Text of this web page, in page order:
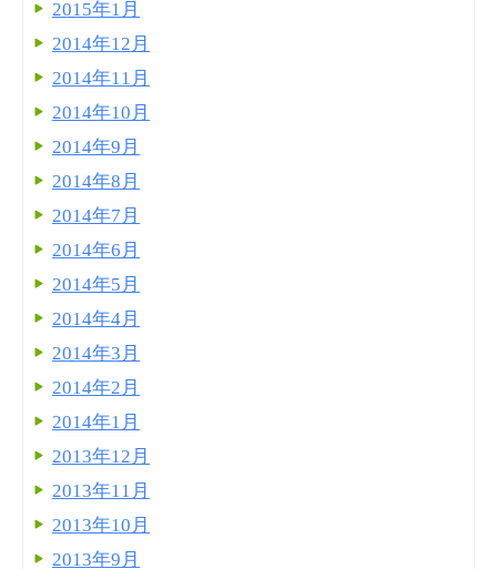
2015年1月
2014年12月
2014年11月
2014年10月
2014年9月
2014年8月
2014年7月
2014年6月
2014年5月
2014年4月
2014年3月
2014年2月
2014年1月
2013年12月
2013年11月
2013年10月
2013年9月